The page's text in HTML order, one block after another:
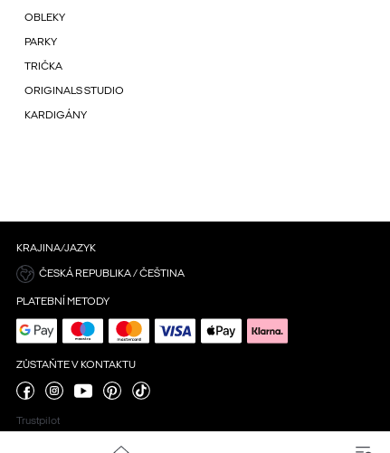
OBLEKY
PARKY
TRIČKA
ORIGINALS STUDIO
KARDIGÁNY
KRAJINA/JAZYK
ČESKÁ REPUBLIKA / ČEŠTINA
PLATEBNÍ METODY
ZŮSTAŇTE V KONTAKTU
Trustpilot